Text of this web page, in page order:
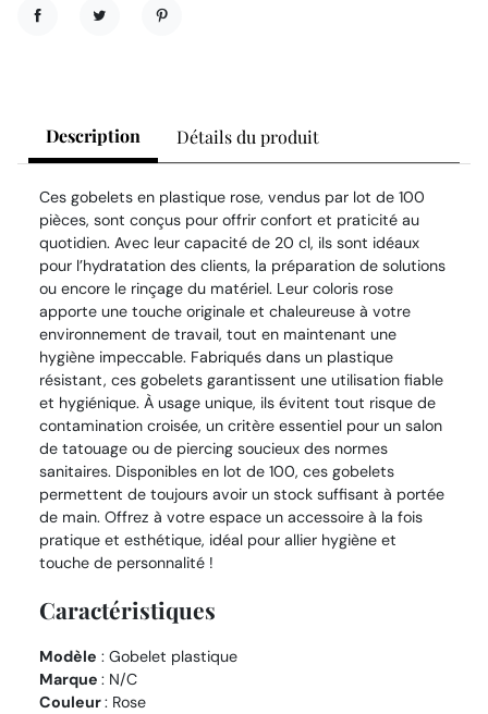
Description Détails du produit
Ces gobelets en plastique rose, vendus par lot de 100
pièces, sont conçus pour offrir confort et praticité au
quotidien. Avec leur capacité de 20 cl, ils sont idéaux
pour l’hydratation des clients, la préparation de solutions
ou encore le rinçage du matériel. Leur coloris rose
apporte une touche originale et chaleureuse à votre
environnement de travail, tout en maintenant une
hygiène impeccable. Fabriqués dans un plastique
résistant, ces gobelets garantissent une utilisation fiable
et hygiénique. À usage unique, ils évitent tout risque de
contamination croisée, un critère essentiel pour un salon
de tatouage ou de piercing soucieux des normes
sanitaires. Disponibles en lot de 100, ces gobelets
permettent de toujours avoir un stock suffisant à portée
de main. Offrez à votre espace un accessoire à la fois
pratique et esthétique, idéal pour allier hygiène et
touche de personnalité !
Caractéristiques
Modèle : Gobelet plastique
Marque : N/C
Couleur: Rose